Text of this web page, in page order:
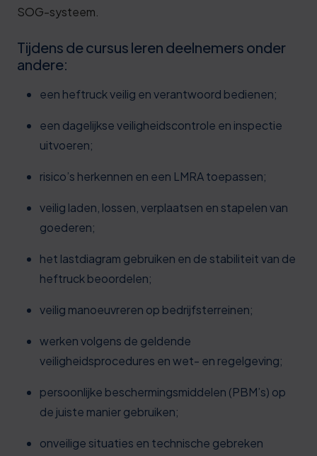
SOG-systeem.
Tijdens de cursus leren deelnemers onder
andere:
een heftruck veilig en verantwoord bedienen;
een dagelijkse veiligheidscontrole en inspectie
uitvoeren;
risico’s herkennen en een LMRA toepassen;
veilig laden, lossen, verplaatsen en stapelen van
goederen;
het lastdiagram gebruiken en de stabiliteit van de
heftruck beoordelen;
veilig manoeuvreren op bedrijfsterreinen;
werken volgens de geldende
veiligheidsprocedures en wet- en regelgeving;
persoonlijke beschermingsmiddelen (PBM’s) op
de juiste manier gebruiken;
onveilige situaties en technische gebreken